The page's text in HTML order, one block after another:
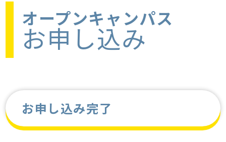
オープンキャンパス
お申し込み
お申し込み完了